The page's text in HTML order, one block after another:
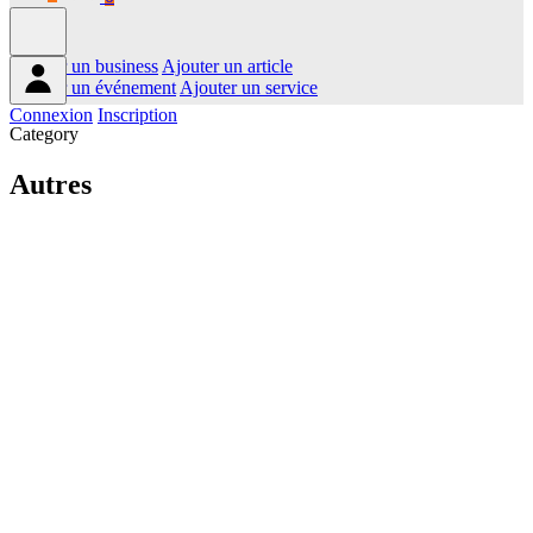
Ajouter un business Ajouter un article
Ajouter un événement Ajouter un service
Connexion Inscription
Category
Autres